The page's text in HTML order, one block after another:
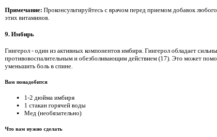
Примечание: Проконсультируйтесь с врачом перед приемом добавок
этих витаминов.
9. Имбирь
Гингерол - один из активных компонентов имбиря. Гингерол обладает
противовоспалительным и обезболивающим действием (17). Это может
уменьшить боль в спине.
Вам понадобится
1-2 дюйма имбиря
1 стакан горячей воды
Мед (необязательно)
Что вам нужно сделать